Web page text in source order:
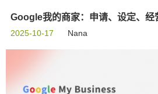
Google我的商家：申请、设定、经
2025-10-17 Nana